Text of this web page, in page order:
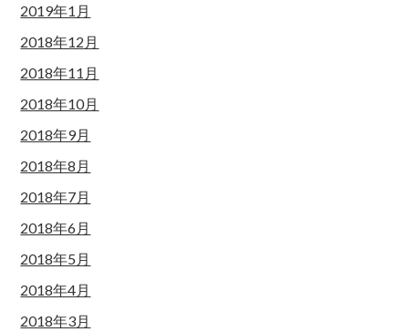
2019年1月
2018年12月
2018年11月
2018年10月
2018年9月
2018年8月
2018年7月
2018年6月
2018年5月
2018年4月
2018年3月